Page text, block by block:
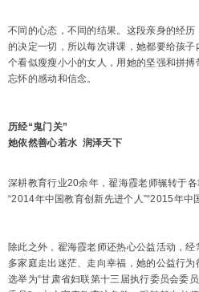
不同的心态，不同的结果。这段亲身的经
的决定一切，所以每次讲课，她都要给孩
个看似瘦瘦小小的女人，用她的坚强和拼
忘怀的感动和信念。
历经“鬼门关”
她依然善心若水 润泽天下
深耕教育行业20余年，翟海霞老师辗转于
“2014年中国教育创新先进个人”“2015年中
除此之外，翟海霞老师还热心公益活动，
多家庭走出迷茫、走向幸福，她的公益行
选举为“甘肃省妇联第十三届执行委员会委